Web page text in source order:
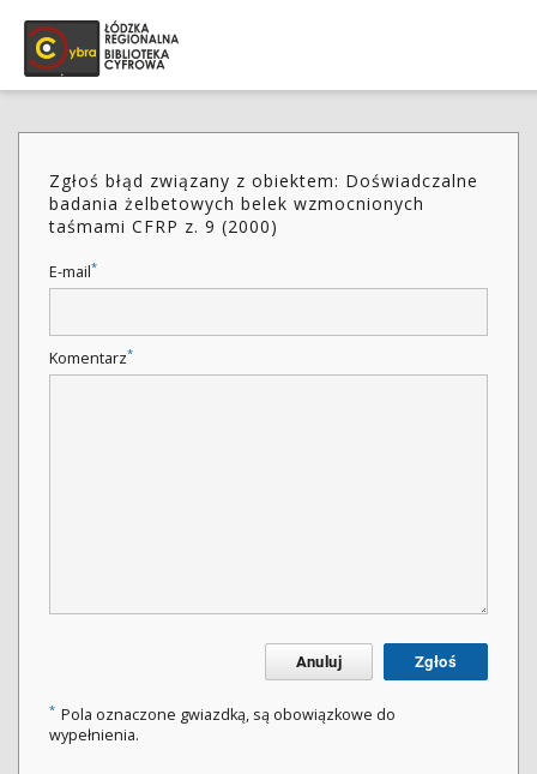
Zgłoś błąd związany z obiektem: Doświadczalne
badania żelbetowych belek wzmocnionych
taśmami CFRP z. 9 (2000)
E-mail*
Komentarz*
Anuluj Zgłoś
* Pola oznaczone gwiazdką, są obowiązkowe do
wypełnienia.